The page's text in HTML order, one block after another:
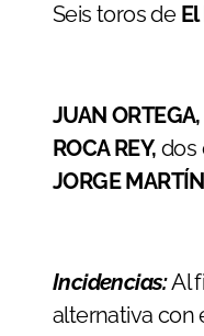
Seis toros de
JUAN ORTEGA,
ROCA REY, dos
JORGE
Incidencias:Al
alternativa con